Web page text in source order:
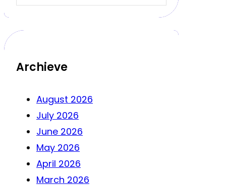
Archieve
August 2026
July 2026
June 2026
May 2026
April 2026
March 2026